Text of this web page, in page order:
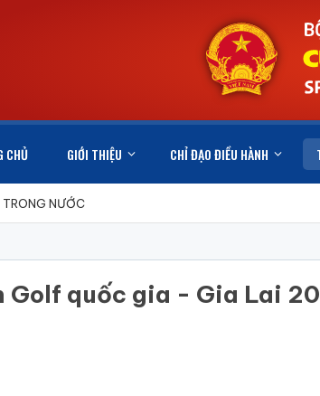
CHỦ GIỚI THIỆU CHỈ ĐẠO ĐIỀU HÀNH
TRONG NƯỚC
Golf quốc gia - Gia Lai